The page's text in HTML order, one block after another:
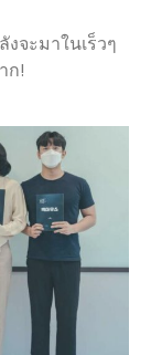
จะมาในเร็วๆ
ก!